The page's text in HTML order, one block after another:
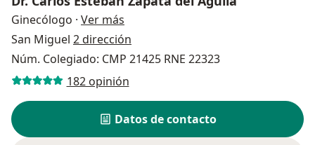
Ginecólogo · Ver más
San Miguel 2 dirección
Núm. Colegiado: CMP 21425 RNE 22323
182 opinión
Datos de contacto